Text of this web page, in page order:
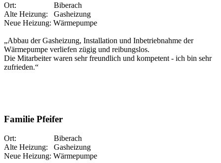
Ort: Biberach
Alte Heizung: Gasheizung
Neue Heizung: Wärmepumpe
„Abbau der Gasheizung, Installation und Inbetriebnahme der
Wärmepumpe verliefen zügig und reibungslos.
Die Mitarbeiter waren sehr freundlich und kompetent - ich bin sehr
zufrieden.“
Familie Pfeifer
Ort: Biberach
Alte Heizung: Gasheizung
Neue Heizung: Wärmepumpe